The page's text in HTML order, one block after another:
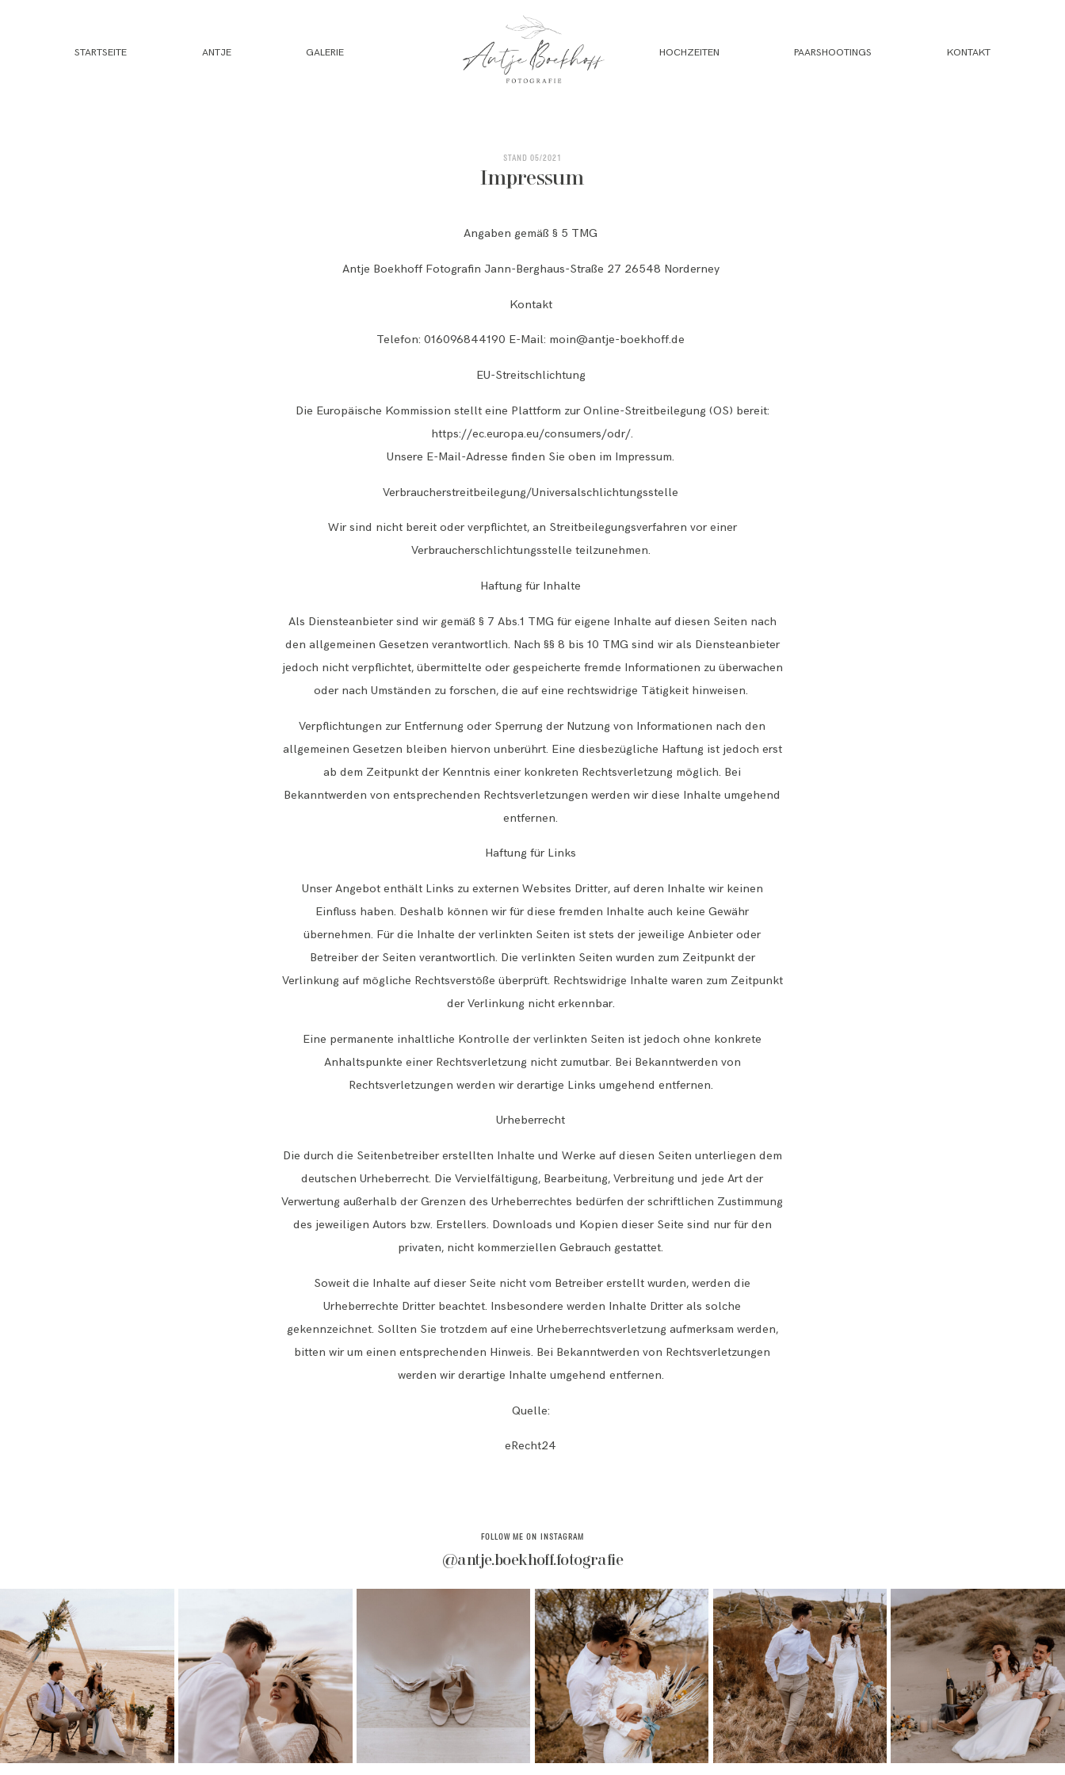
STARTSEITE ANTJE GALERIE HOCHZEITEN PAARSHOOTINGS KONTAKT
STAND 05/2021
Impressum
Angaben gemäß § 5 TMG
Antje Boekhoff Fotografin Jann-Berghaus-Straße 27 26548 Norderney
Kontakt
Telefon:016096844190 E-Mail: moin@antje-boekhoff.de
EU-Streitschlichtung
Die Europäische Kommission stellt eine Plattform zur Online-Streitbeilegung (OS) bereit:
https://ec.europa.eu/consumers/odr/.
Unsere E-Mail-Adresse finden Sie oben im Impressum.
Verbraucherstreitbeilegung/Universalschlichtungsstelle
Wir sind nicht bereit oder verpflichtet, an Streitbeilegungsverfahren vor einer
Verbraucherschlichtungsstelle teilzunehmen.
Haftung für Inhalte
Als Diensteanbieter sind wir gemäß § 7 Abs.1 TMG für eigene Inhalte auf diesen Seiten nach
den allgemeinen Gesetzen verantwortlich. Nach §§ 8 bis 10 TMG sind wir als Diensteanbieter
jedoch nicht verpflichtet, übermittelte oder gespeicherte fremde Informationen zu überwachen
oder nach Umständen zu forschen, die auf eine rechtswidrige Tätigkeit hinweisen.
Verpflichtungen zur Entfernung oder Sperrung der Nutzung von Informationen nach den
allgemeinen Gesetzen bleiben hiervon unberührt. Eine diesbezügliche Haftung ist jedoch erst
ab dem Zeitpunkt der Kenntnis einer konkreten Rechtsverletzung möglich. Bei
Bekanntwerden von entsprechenden Rechtsverletzungen werden wir diese Inhalte umgehend
entfernen.
Haftung für Links
Unser Angebot enthält Links zu externen Websites Dritter, auf deren Inhalte wir keinen
Einfluss haben. Deshalb können wir für diese fremden Inhalte auch keine Gewähr
übernehmen. Für die Inhalte der verlinkten Seiten ist stets der jeweilige Anbieter oder
Betreiber der Seiten verantwortlich. Die verlinkten Seiten wurden zum Zeitpunkt der
Verlinkung auf mögliche Rechtsverstöße überprüft. Rechtswidrige Inhalte waren zum Zeitpunkt
der Verlinkung nicht erkennbar.
Eine permanente inhaltliche Kontrolle der verlinkten Seiten ist jedoch ohne konkrete
Anhaltspunkte einer Rechtsverletzung nicht zumutbar. Bei Bekanntwerden von
Rechtsverletzungen werden wir derartige Links umgehend entfernen.
Urheberrecht
Die durch die Seitenbetreiber erstellten Inhalte und Werke auf diesen Seiten unterliegen dem
deutschen Urheberrecht. Die Vervielfältigung, Bearbeitung, Verbreitung und jede Art der
Verwertung außerhalb der Grenzen des Urheberrechtes bedürfen der schriftlichen Zustimmung
des jeweiligen Autors bzw. Erstellers. Downloads und Kopien dieser Seite sind nur für den
privaten, nicht kommerziellen Gebrauch gestattet.
Soweit die Inhalte auf dieser Seite nicht vom Betreiber erstellt wurden, werden die
Urheberrechte Dritter beachtet. Insbesondere werden Inhalte Dritter als solche
gekennzeichnet. Sollten Sie trotzdem auf eine Urheberrechtsverletzung aufmerksam werden,
bitten wir um einen entsprechenden Hinweis. Bei Bekanntwerden von Rechtsverletzungen
werden wir derartige Inhalte umgehend entfernen.
Quelle:
eRecht24
FOLLOW ME ON INSTAGRAM
@antje.boekhoff.fotografie